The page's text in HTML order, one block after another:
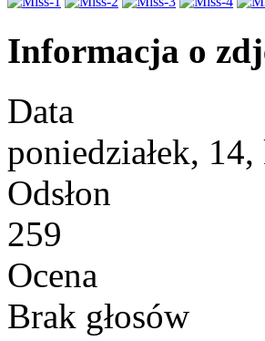
Informacja o
Data
poniedziałek,
Odsłon
259
Ocena
Brak głosów